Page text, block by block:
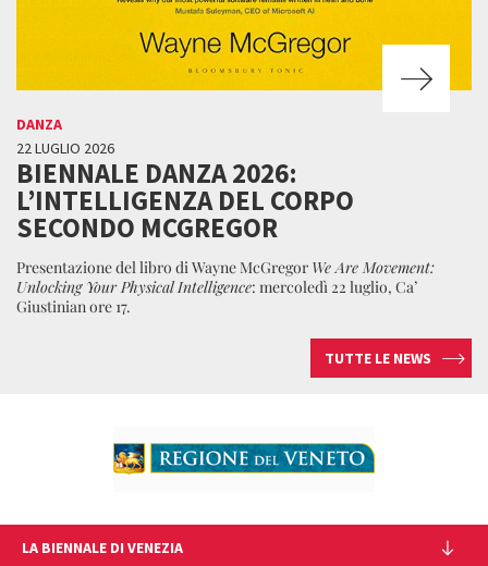
DANZA
22 LUGLIO 2026
BIENNALE DANZA 2026:
L’INTELLIGENZA DEL CORPO
SECONDO MCGREGOR
Presentazione del libro di Wayne McGregor We Are Movement:
Unlocking Your Physical Intelligence: mercoledì 22 luglio, Ca’
Giustinian ore 17.
TUTTE LE NEWS
LA BIENNALE DI VENEZIA